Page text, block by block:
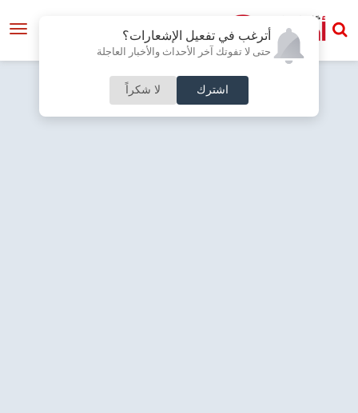
أترغب في تفعيل الإشعارات؟
حتى لا تفوتك آخر الأحداث والأخبار العاجلة
اشترك لا شكراً